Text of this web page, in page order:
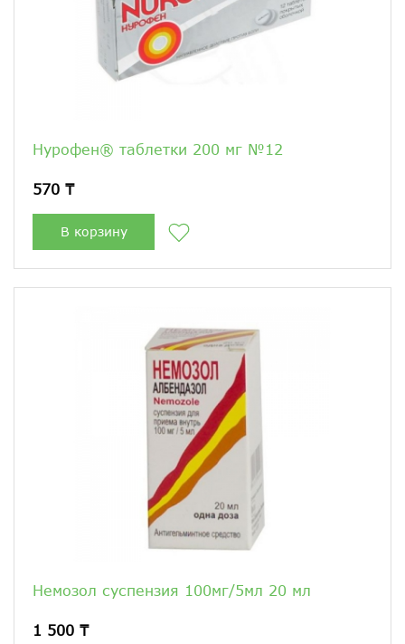
Нурофен® таблетки 200 мг №12
570 ₸
В корзину
Немозол суспензия 100мг/5мл 20 мл
1 500 ₸